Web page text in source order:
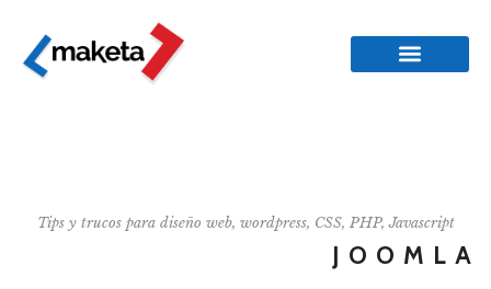
Tips y trucos para diseño web, wordpress, CSS, PHP, Javascript
JOOMLA